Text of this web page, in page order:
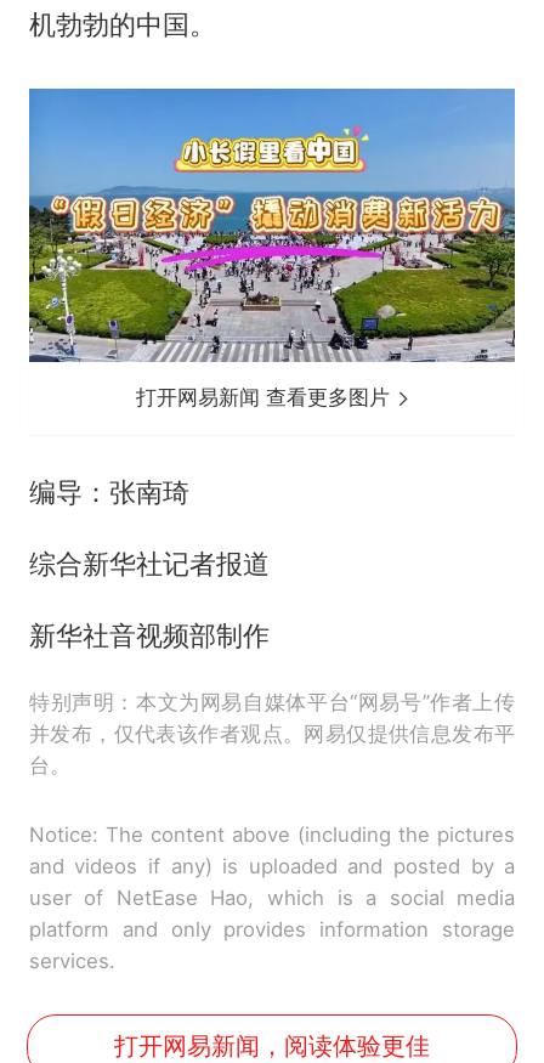
机勃勃的中国。
打开网易新闻 查看更多图片
编导：张南琦
综合新华社记者报道
新华社音视频部制作
特别声明：本文为网易自媒体平台“网易号”作者上传
并发布，仅代表该作者观点。网易仅提供信息发布平
台。
Notice: The content above (including the pictures
and videos if any) is uploaded and posted by a
user of NetEase Hao, which is a social media
platform and only provides information storage
services.
打开网易新闻，阅读体验更佳